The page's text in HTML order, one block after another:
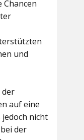
Chancen
und
der
auf eine
nicht
der